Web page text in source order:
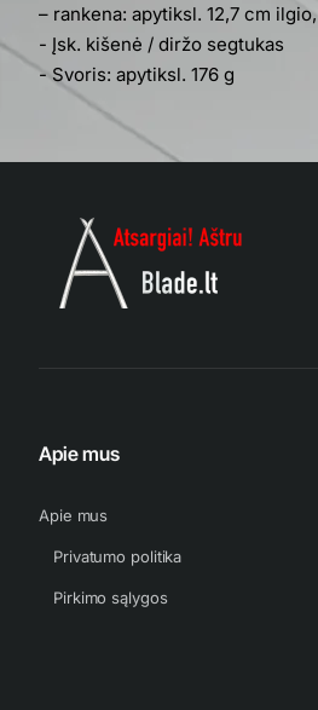
– rankena: apytiksl. 12,7 cm
- Įsk. kišenė / diržo segtukas
- Svoris: apytiksl. 176 g
Apie mus
Apie mus
Privatumo politika
Pirkimo sąlygos